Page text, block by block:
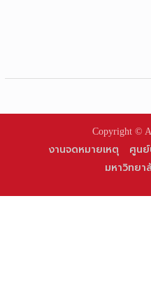
Copyright ©
งานจดหมายเหตุ
ศูนย์
มหาวิทย